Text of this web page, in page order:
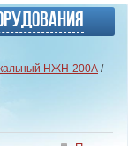
НЖН-200А /